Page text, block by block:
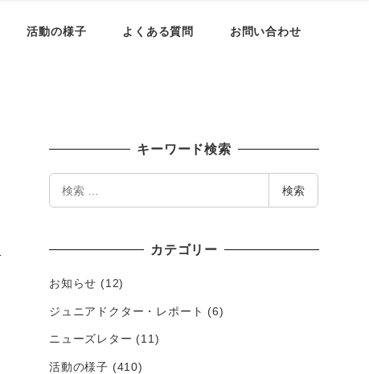
活動の様子 よくある質問 お問い合わせ
キーワード検索
索
検索
カテゴリー
お知らせ (12)
ジュニアドクター・レポート (6)
ニューズレター (11)
活動の様子 (410)